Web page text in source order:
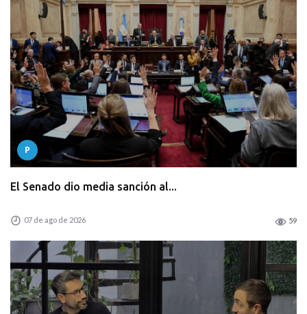
P
El Senado dio media sanción al...
07 de ago de 2026 59